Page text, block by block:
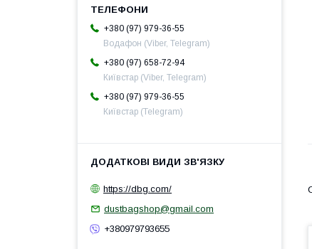
+380 (97) 979-36-55
Водафон (Viber, Telegram)
+380 (97) 658-72-94
Київстар (Viber, Telegram)
+380 (97) 979-36-55
Київстар (Telegram)
https://dbg.com/
dustbagshop@gmail.com
+380979793655